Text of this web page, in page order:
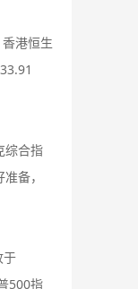
港恒生
综合指
备，
于
500指